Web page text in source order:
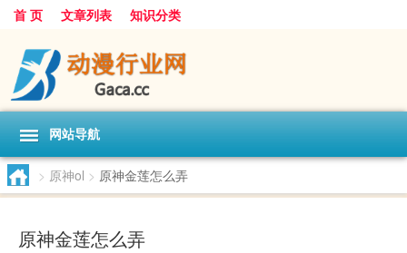
首 页 文章列表 知识分类
网站导航
> 原神ol > 原神金莲怎么弄
原神金莲怎么弄